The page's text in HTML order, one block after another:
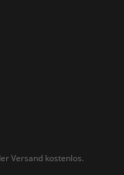
Versand kostenlos.